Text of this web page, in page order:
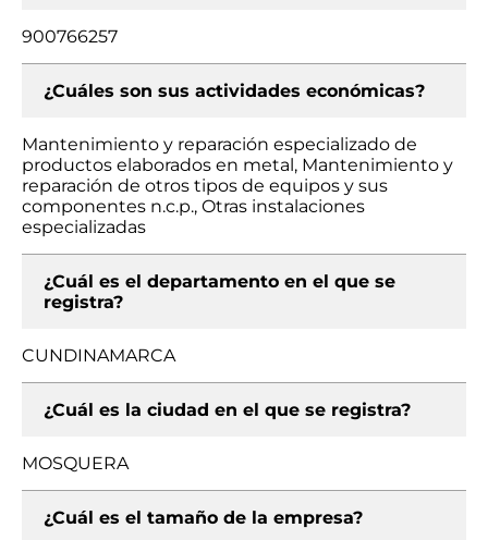
900766257
¿Cuáles son sus actividades económicas?
Mantenimiento y reparación especializado de
productos elaborados en metal, Mantenimiento y
reparación de otros tipos de equipos y sus
componentes n.c.p., Otras instalaciones
especializadas
¿Cuál es el departamento en el que se
registra?
CUNDINAMARCA
¿Cuál es la ciudad en el que se registra?
MOSQUERA
¿Cuál es el tamaño de la empresa?